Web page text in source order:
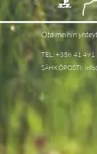
Ota meihin
TEL: +358 41 491
SÄHKÖPOSTI: